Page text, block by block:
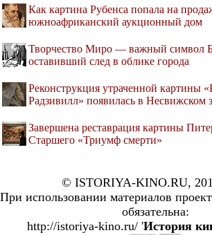
Как картина Рубенса попала на
южноафриканский аукционный дом
Творчество Миро — важный символ
оставивший след в облике города
Реконструкция утраченной картины
Радзивилл» появилась в Несвижском
Завершена реставрация картины
Старшего «Триумф смерти»
© ISTORIYA-KINO.RU,
При использовании материалов
обязательна:
http://istoriya-kino.ru/ 'История